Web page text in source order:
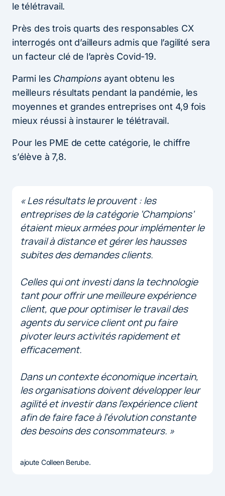
le télétravail.
Près des trois quarts des responsables CX
interrogés ont d’ailleurs admis que l’agilité sera
un facteur clé de l’après Covid-19.
Parmi les Champions ayant obtenu les
meilleurs résultats pendant la pandémie, les
moyennes et grandes entreprises ont 4,9 fois
mieux réussi à instaurer le télétravail.
Pour les PME de cette catégorie, le chiffre
s’élève à 7,8.
« Les résultats le prouvent : les
entreprises de la catégorie ‘Champions’
étaient mieux armées pour implémenter le
travail à distance et gérer les hausses
subites des demandes clients.
Celles qui ont investi dans la technologie
tant pour offrir une meilleure expérience
client, que pour optimiser le travail des
agents du service client ont pu faire
pivoter leurs activités rapidement et
efficacement.
Dans un contexte économique incertain,
les organisations doivent développer leur
agilité et investir dans l’expérience client
afin de faire face à l’évolution constante
des besoins des consommateurs. »
ajoute Colleen Berube.